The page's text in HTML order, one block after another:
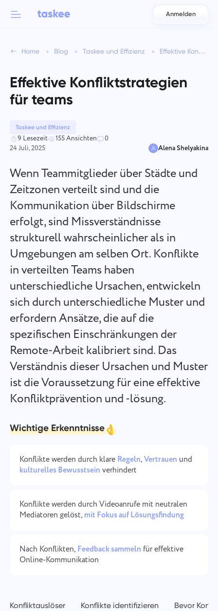
العربية
Azərbaycan
Deutsch
English
Español
Français
עברית
हिन्दी
Italiano
中文 (中国)
Kiswahili
Português
Русский
ไทย
Türkçe
Anmelden
Home Blog Taskee und Effizienz Effektive Konfliktstrategien für teams
Effektive Konfliktstrategien
für teams
Taskee und Effizienz
9 Lesezeit 155 Ansichten
0
24 Juli, 2025
Alena Shelyakina
Wenn Teammitglieder über Städte und
Zeitzonen verteilt sind und die
Kommunikation über Bildschirme
erfolgt, sind Missverständnisse
strukturell wahrscheinlicher als in
Umgebungen am selben Ort. Konflikte
in verteilten Teams haben
unterschiedliche Ursachen, entwickeln
sich durch unterschiedliche Muster und
erfordern Ansätze, die auf die
spezifischen Einschränkungen der
Remote-Arbeit kalibriert sind. Das
Verständnis dieser Ursachen und Muster
ist die Voraussetzung für eine effektive
Konfliktprävention und -lösung.
Wichtige Erkenntnisse
Konflikte werden durch klare Regeln,Vertrauen und
kulturelles Bewusstsein verhindert
Konflikte werden durch Videoanrufe mit neutralen
Mediatoren gelöst, mit Fokus auf Lösungsfindung
Nach Konflikten, Feedback sammeln für effektive
Online-Kommunikation
Konfliktauslöser Konflikte identifizieren Bevor
Taskee-Funktionen
Erfahren Sie mehr über 7 mehr inspirierende Funktionen
Verfolgen Sie die Aufgabenzeit, überwachen Sie Kollegen
und fügen Sie manuell Zeit hinzu
Erstellen Sie eine Aufgabe, arbeiten Sie mit Kollegen daran
und schließen Sie sie ab, wenn sie erledigt ist.
Berichte
Verteilen Sie Ressourcen mithilfe von Berichten über die
auf jedes Projekt aufgewendete Zeit.
Kanban-Board
Verwalten Sie Aufgaben auf dem Kanban-Board, filtern Sie
Aufgaben und erweitern Sie Ihr Board.
Projektmanagement
Verwalten Sie Projektinformationen (Status/Tags) und
Erstellen Sie ein Unternehmen, laden Sie Benutzer ein und
weisen Sie Rollen zu, um die Teamarbeit zu optimieren.
Für Teams
Branchen
Unternehmenstyp